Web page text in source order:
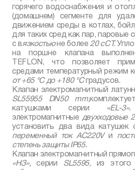
горячего водоснабжения и
(домашнем) сегменте для
движением среды в котлах,
для таких сред как пар, паровые
с вязкостьюне более 20 сСТ.
на поршне клапана
TEFLON , что позволяет
средами температурный режим
от +65 °С до +180 °Сградусов.
Клапан электромагнитный
SL55955 DN50 mm,
катушками серии
«EL-3».
электромагнитные двухходовые
установить два вида катушек
переменный ток AC220V и
степень защитыIP65.
Клапан электромагнитный
«НЗ»,серии SL5595, из этого